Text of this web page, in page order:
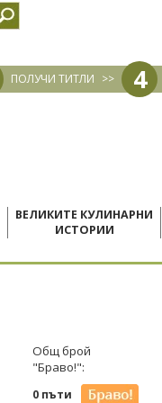
ПОЛУЧИ ТИТЛИ >> 4
ВЕЛИКИТЕ КУЛИНАРНИ
ИСТОРИИ
Общ брой
"Браво!":
0 пъти